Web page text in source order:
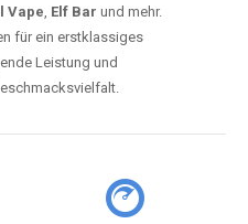
Vape, Elf Bar und mehr.
für ein erstklassiges
Leistung und